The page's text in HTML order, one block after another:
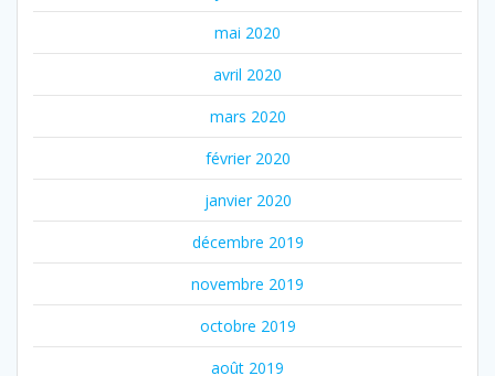
mai 2020
avril 2020
mars 2020
février 2020
janvier 2020
décembre 2019
novembre 2019
octobre 2019
août 2019